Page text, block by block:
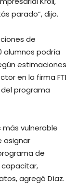
parado”, dijo.
de
alumnos podría
estimaciones
en la firma FTI
programa
vulnerable
asignar
de
capacitar,
agregó Díaz.